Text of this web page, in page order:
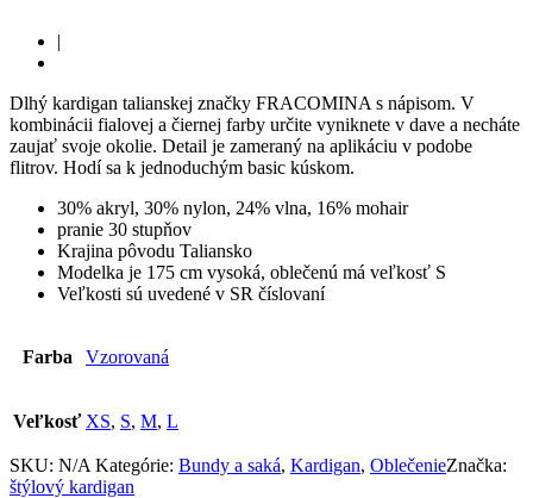
|
Dlhý kardigan talianskej značky FRACOMINA s nápisom. V
kombinácii fialovej a čiernej farby určite vyniknete v dave a necháte
zaujať svoje okolie. Detail je zameraný na aplikáciu v podobe
flitrov. Hodí sa k jednoduchým basic kúskom.
30% akryl, 30% nylon, 24% vlna, 16% mohair
pranie 30 stupňov
Krajina pôvodu Taliansko
Modelka je 175 cm vysoká, oblečenú má veľkosť S
Veľkosti sú uvedené v SR číslovaní
Farba Vzorovaná
Veľkosť XS, S, M, L
SKU: N/A Kategórie: Bundy a saká, Kardigan, OblečenieZnačka:
štýlový kardigan